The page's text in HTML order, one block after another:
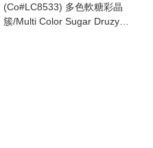
(Co#LC8533) 多色軟糖彩晶
簇/Multi Color Sugar Druzy